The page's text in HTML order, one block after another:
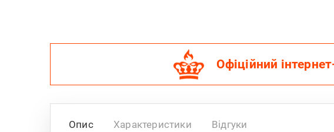
Офіційний
Опис Характеристики Відгуки